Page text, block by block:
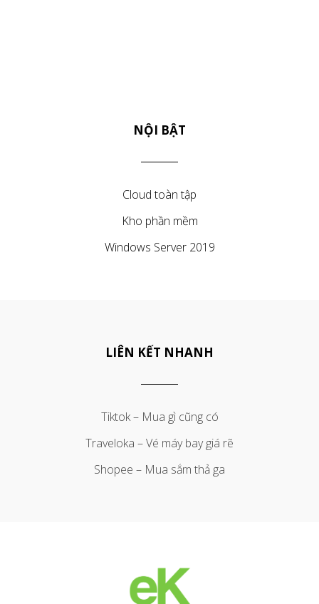
NỘI BẬT
Cloud toàn tập
Kho phần mềm
Windows Server 2019
LIÊN KẾT NHANH
Tiktok – Mua gì cũng có
Traveloka – Vé máy bay giá rẽ
Shopee – Mua sắm thả ga